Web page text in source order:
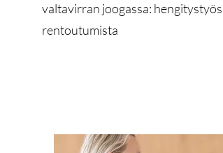
valtavirran joogassa:
rentoutumista